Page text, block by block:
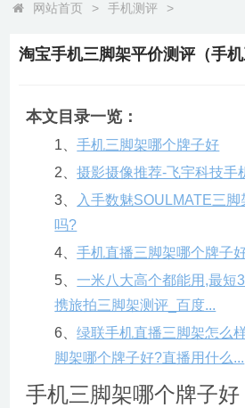
网站首页 > 手机测评 >
淘宝手机三脚架平价测评（手机
本文目录一览：
1、手机三脚架哪个牌子好
2、摄影摄像推荐-飞宇科技手
3、
入手数魅SOULMATE三
吗?
4、手机直播三脚架哪个牌子
5、一米八大高个都能用,最短
携旅拍三脚架测评_百度...
6、绿联手机直播三脚架怎么
脚架哪个牌子好?直播用什么...
手机三脚架哪个牌子好